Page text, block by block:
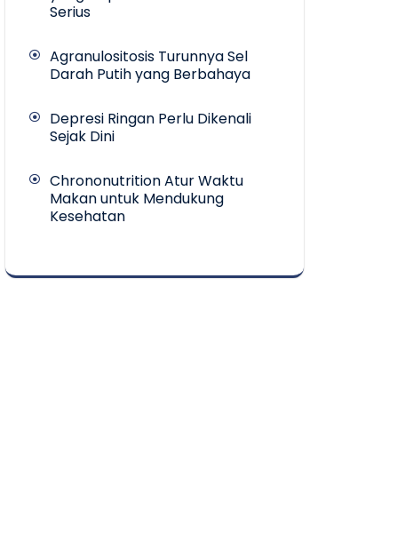
Serius
Agranulositosis Turunnya Sel
Darah Putih yang Berbahaya
Depresi Ringan Perlu Dikenali
Sejak Dini
Chrononutrition Atur Waktu
Makan untuk Mendukung
Kesehatan